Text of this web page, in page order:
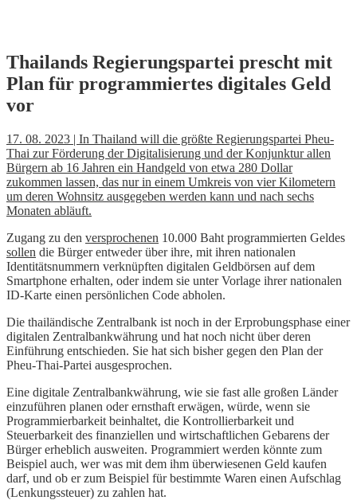
Skip
to
content
Thailands Regierungspartei prescht mit
Plan für programmiertes digitales Geld
vor
17. 08. 2023 | In Thailand will die größte Regierungspartei Pheu-
Thai zur Förderung der Digitalisierung und der Konjunktur allen
Bürgern ab 16 Jahren ein Handgeld von etwa 280 Dollar
zukommen lassen, das nur in einem Umkreis von vier Kilometern
um deren Wohnsitz ausgegeben werden kann und nach sechs
Monaten abläuft.
Zugang zu den versprochenen 10.000 Baht programmierten Geldes
sollen die Bürger entweder über ihre, mit ihren nationalen
Identitätsnummern verknüpften digitalen Geldbörsen auf dem
Smartphone erhalten, oder indem sie unter Vorlage ihrer nationalen
ID-Karte einen persönlichen Code abholen.
Die thailändische Zentralbank ist noch in der Erprobungsphase einer
digitalen Zentralbankwährung und hat noch nicht über deren
Einführung entschieden. Sie hat sich bisher gegen den Plan der
Pheu-Thai-Partei ausgesprochen.
Eine digitale Zentralbankwährung, wie sie fast alle großen Länder
einzuführen planen oder ernsthaft erwägen, würde, wenn sie
Programmierbarkeit beinhaltet, die Kontrollierbarkeit und
Steuerbarkeit des finanziellen und wirtschaftlichen Gebarens der
Bürger erheblich ausweiten. Programmiert werden könnte zum
Beispiel auch, wer was mit dem ihm überwiesenen Geld kaufen
darf, und ob er zum Beispiel für bestimmte Waren einen Aufschlag
(Lenkungssteuer) zu zahlen hat.